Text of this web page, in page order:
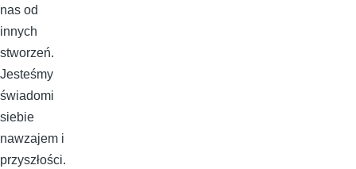
nas od
innych
stworzeń.
Jesteśmy
świadomi
siebie
nawzajem i
przyszłości.